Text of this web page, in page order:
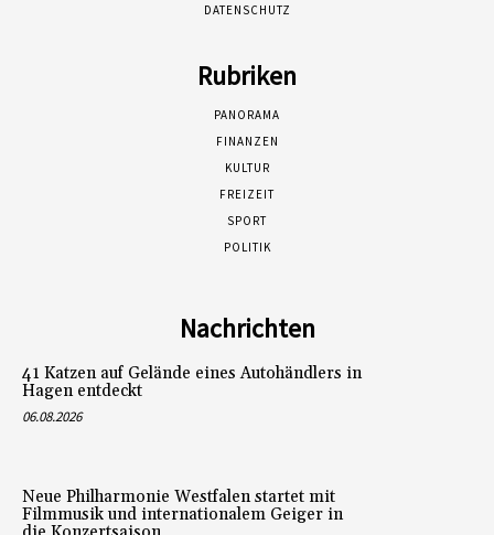
DATENSCHUTZ
Rubriken
PANORAMA
FINANZEN
KULTUR
FREIZEIT
SPORT
POLITIK
Nachrichten
41 Katzen auf Gelände eines Autohändlers in
Hagen entdeckt
06.08.2026
Neue Philharmonie Westfalen startet mit
Filmmusik und internationalem Geiger in